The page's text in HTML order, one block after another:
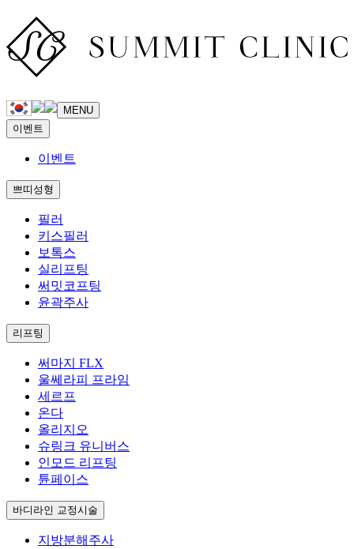
MENU
이벤트
이벤트
쁘띠성형
필러
키스필러
보톡스
실리프팅
써밋코프팅
윤곽주사
리프팅
써마지 FLX
울쎄라피 프라임
세르프
온다
올리지오
슈링크 유니버스
인모드 리프팅
튠페이스
바디라인 교정시술
지방분해주사